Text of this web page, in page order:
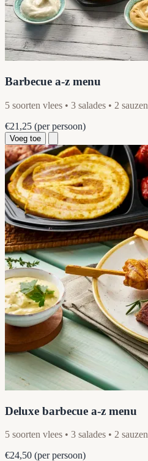
Barbecue a-z menu
5 soorten vlees • 3 salades • 2 sauzen
€21,25 (per persoon)
Voeg toe
Deluxe barbecue a-z menu
5 soorten vlees • 3 salades • 2 sauzen
€24,50 (per persoon)